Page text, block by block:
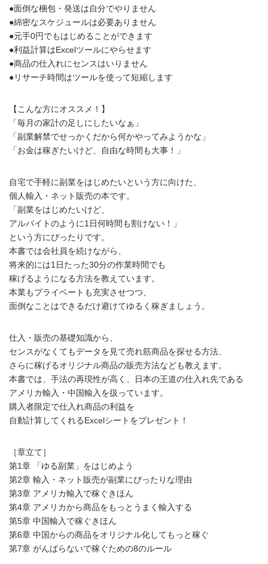
●面倒な梱包・発送は自分でやりません
●綿密なスケジュールは必要ありません
●元手0円でもはじめることができます
●利益計算はExcelツールにやらせます
●商品の仕入れにセンスはいりません
●リサーチ時間はツールを使って短縮します
【こんな方にオススメ！】
「毎月の家計の足しにしたいなぁ」
「副業解禁でせっかくだから何かやってみようかな」
「お金は稼ぎたいけど、自由な時間も大事！」
自宅で手軽に副業をはじめたいという方に向けた、
個人輸入・ネット販売の本です。
「副業をはじめたいけど、
アルバイトのように1日何時間も割けない！」
という方にぴったりです。
本書では会社員を続けながら、
将来的には1日たった30分の作業時間でも
稼げるようになる方法を教えています。
本業もプライベートも充実させつつ、
面倒なことはできるだけ避けてゆるく稼ぎましょう。
仕入・販売の基礎知識から、
センスがなくてもデータを見て売れ筋商品を探せる方法、
さらに稼げるオリジナル商品の販売方法なども教えます。
本書では、手法の再現性が高く、日本の王道の仕入れ先である
アメリカ輸入・中国輸入を扱っています。
購入者限定で仕入れ商品の利益を
自動計算してくれるExcelシートをプレゼント！
［章立て］
第1章 「ゆる副業」をはじめよう
第2章 輸入・ネット販売が副業にぴったりな理由
第3章 アメリカ輸入で稼ぐきほん
第4章 アメリカから商品をもっとうまく輸入する
第5章 中国輸入で稼ぐきほん
第6章 中国からの商品をオリジナル化してもっと稼ぐ
第7章 がんばらないで稼ぐための8のルール